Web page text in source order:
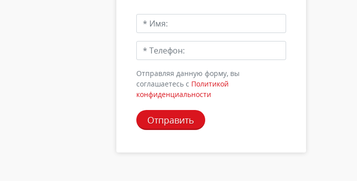
Отправляя данную форму, вы
соглашаетесь c Политикой
конфиденциальности
Отправить